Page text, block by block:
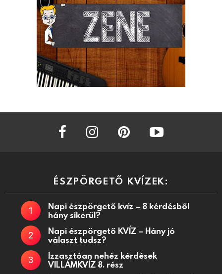
facebook instagram
ÉSZPÖRGETŐ KVÍZEK:
Napi észpörgető kvíz – 8 kérdésből
hány sikerül?
Napi észpörgető KVÍZ – Hány jó
választ tudsz?
Izzasztóan nehéz kérdések
VILLÁMKVÍZ 8. rész